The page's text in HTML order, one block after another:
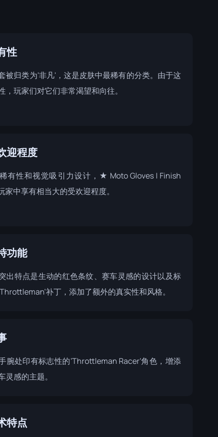
性
被归类为'非凡'，这是皮肤中最稀有的分类。由于这
，玩家们对它们非常渴望和向往。
迎程度
有性和视觉吸引力设计，★ Moto Gloves | Finish
家中享有相当大的受欢迎程度。
功能
出特点是生动的红色条纹、赛车灵感的设计以及标
补丁，添加了额外的真实性和风格。
腕处印有标志性的'Throttleman Racer'角色，增添
灵感的主题。
特点